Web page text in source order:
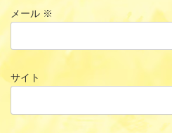
メール ※
サイト